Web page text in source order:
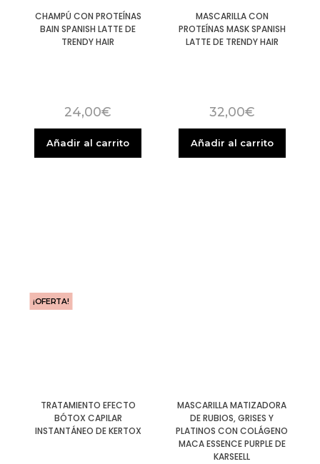
CHAMPÚ CON PROTEÍNAS
BAIN SPANISH LATTE DE
TRENDY HAIR
24,00€
Añadir al carrito
MASCARILLA CON
PROTEÍNAS MASK SPANISH
LATTE DE TRENDY HAIR
32,00€
Añadir al carrito
¡OFERTA!
TRATAMIENTO EFECTO
BÓTOX CAPILAR
INSTANTÁNEO DE KERTOX
MASCARILLA MATIZADORA
DE RUBIOS, GRISES Y
PLATINOS CON COLÁGENO
MACA ESSENCE PURPLE DE
KARSEELL